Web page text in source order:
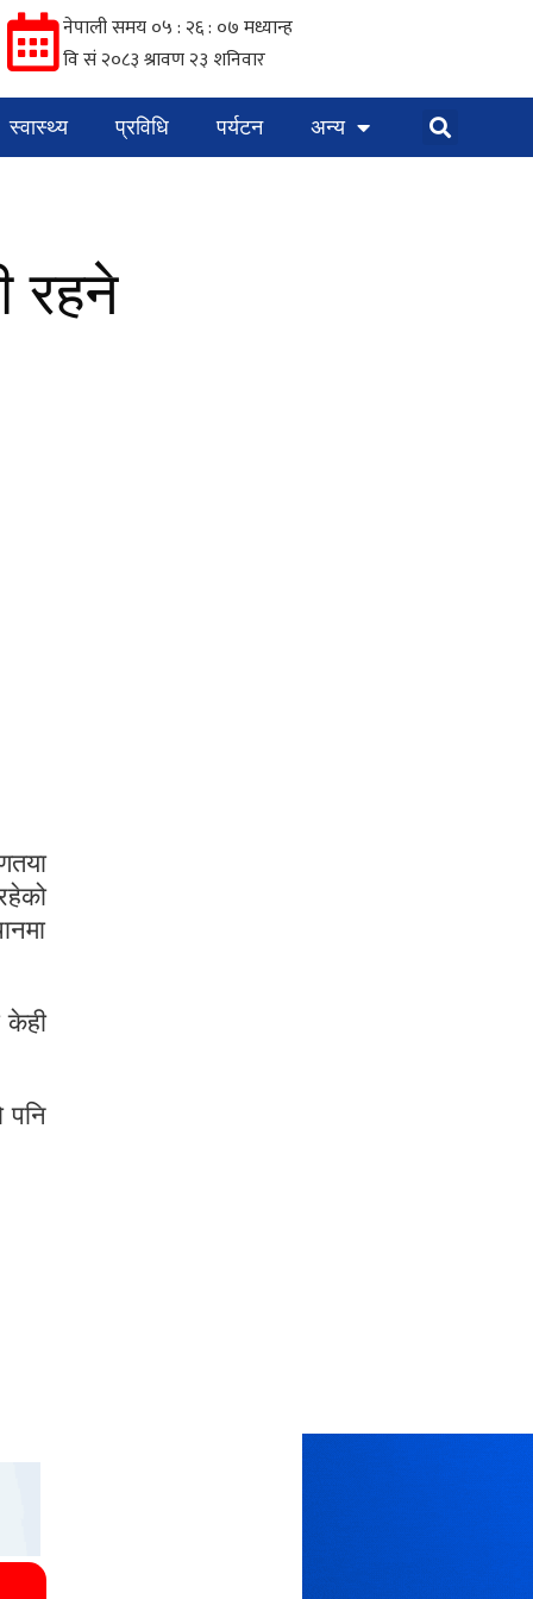
स्वास्थ्य प्रविधि पर्यटन अन्य
रहने
केही
पनि